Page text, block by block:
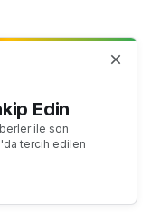
Edin
ile son
tercih edilen